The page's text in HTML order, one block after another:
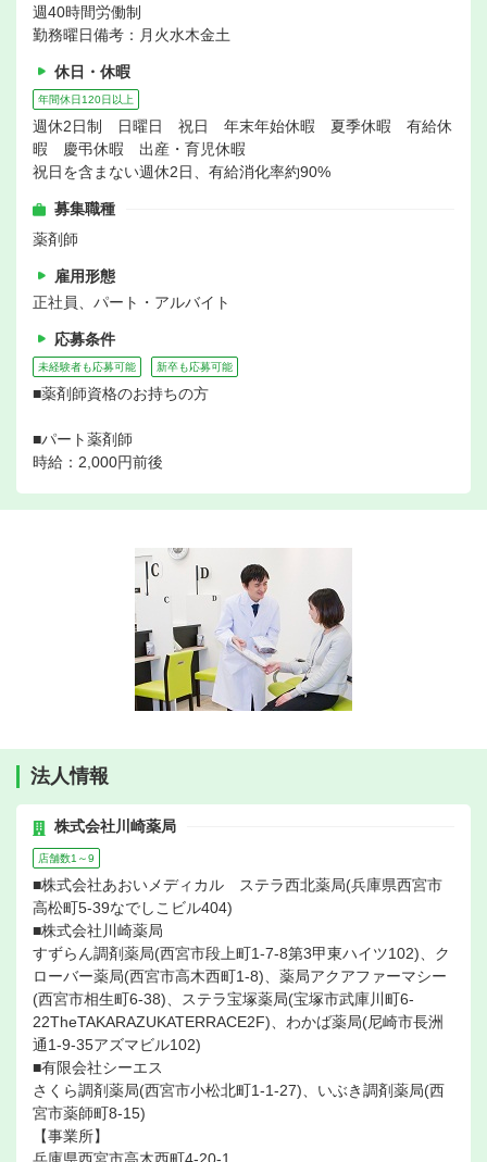
週40時間労働制
勤務曜日備考：月火水木金土
休日・休暇
年間休日120日以上
週休2日制 日曜日 祝日 年末年始休暇 夏季休暇 有給休
暇 慶弔休暇 出産・育児休暇
祝日を含まない週休2日、有給消化率約90%
募集職種
薬剤師
雇用形態
正社員、パート・アルバイト
応募条件
未経験者も応募可能 新卒も応募可能
■薬剤師資格のお持ちの方
■パート薬剤師
時給：2,000円前後
法人情報
株式会社川崎薬局
店舗数1～9
■株式会社あおいメディカル ステラ西北薬局(兵庫県西宮市
高松町5-39なでしこビル404)
■株式会社川崎薬局
すずらん調剤薬局(西宮市段上町1-7-8第3甲東ハイツ102)、ク
ローバー薬局(西宮市高木西町1-8)、薬局アクアファーマシー
(西宮市相生町6-38)、ステラ宝塚薬局(宝塚市武庫川町6-
22TheTAKARAZUKATERRACE2F)、わかば薬局(尼崎市長洲
通1-9-35アズマビル102)
■有限会社シーエス
さくら調剤薬局(西宮市小松北町1-1-27)、いぶき調剤薬局(西
宮市薬師町8-15)
【事業所】